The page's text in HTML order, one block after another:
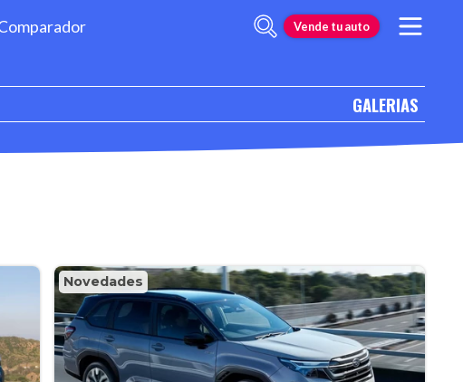
Vende tu auto
GALERIAS
Novedades